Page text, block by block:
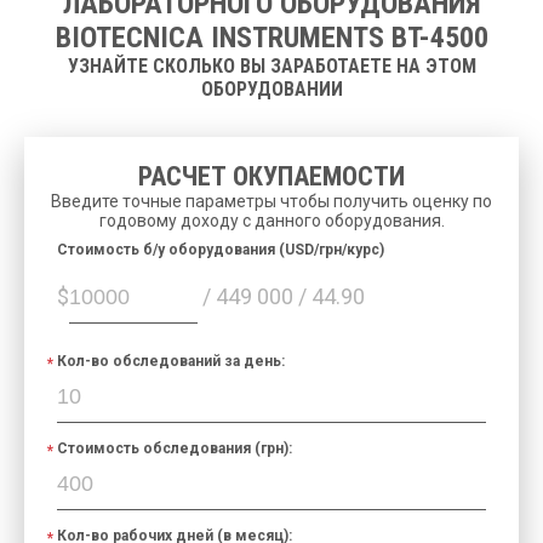
Контроль качества:
уровня 3 неизвестных
уровня
До 6 месяцев данных
пациентов
1500 Вт.
Размеры:
1150 x 1150 x 720 мм
(В x Ш x Г)
BIOTECNICA INSTRUMENTS BT-4500
УЗНАЙТЕ СКОЛЬКО ВЫ ЗАРАБОТАЕТЕ НА ЭТОМ
ОБОРУДОВАНИИ
РАСЧЕТ ОКУПАЕМОСТИ
Введите точные параметры чтобы получить оценку по
годовому доходу с данного оборудования.
$ / 449 000 / 44.90
Cтоимость б/у оборудования (USD/грн/курс)
Кол-во обследований за день:
Стоимость обследования (грн):
Кол-во рабочих дней (в месяц):